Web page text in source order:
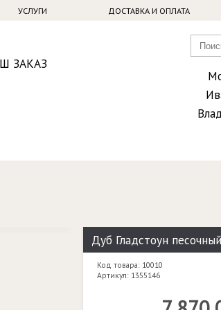
УСЛУГИ ДОСТАВКА И ОПЛАТА
ЗАКАЗ
Дуб Гладстоун
Код товара: 10010
Артикул: 1355146